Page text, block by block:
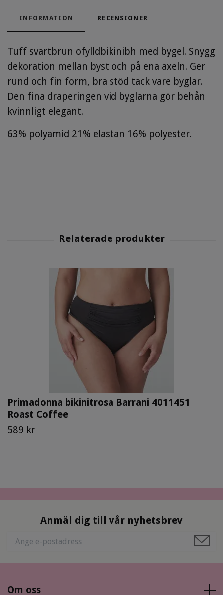
INFORMATION RECENSIONER
Tuff svartbrun ofylldbikinibh med bygel. Snygg
dekoration mellan byst och på ena axeln. Ger
rund och fin form, bra stöd tack vare byglar.
Den fina draperingen vid byglarna gör behån
kvinnligt elegant.
63% polyamid 21% elastan 16% polyester.
Primadonna bikinitrosa Barrani 4011451
Roast Coffee
589 kr
Anmäl dig till vår nyhetsbrev
Om oss